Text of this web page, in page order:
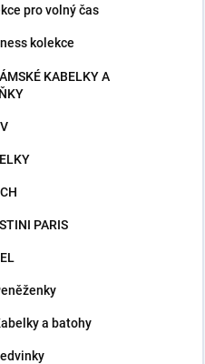
pro volný čas
kolekce
KABELKY A
PARIS
a batohy